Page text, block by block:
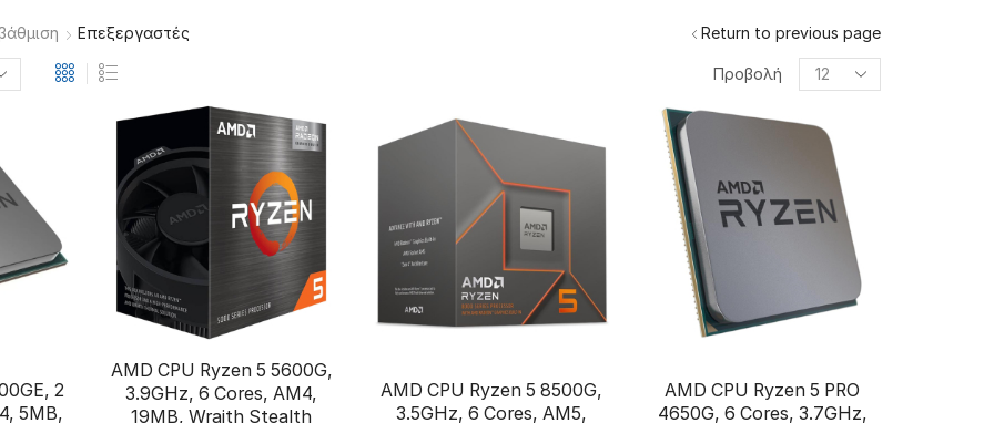
Επεξεργαστές Return to previous page
Προβολή
Products
per
2
5ΜΒ,
AMD CPU Ryzen 5 5600G,
3.9GHz, 6 Cores, AM4,
19MB, Wraith Stealth
AMD CPU Ryzen 5 8500G,
3.5GHz, 6 Cores, AM5,
AMD CPU Ryzen 5 PRO
4650G, 6 Cores, 3.7GHz,